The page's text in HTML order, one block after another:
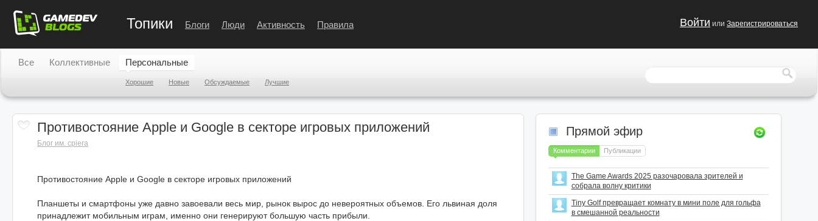
Войти или Зарегистрироваться
Топики Блоги Люди Активность Правила
Все Коллективные Персональные
Хорошие Новые Обсуждаемые Лучшие
Противостояние Apple и Google в секторе игровых приложений
Блог им. cpiera
Противостояние Apple и Google в секторе игровых приложений
Планшеты и смартфоны уже давно завоевали весь мир, рынок вырос до невероятных объемов. Его львиная доля
принадлежит мобильным играм, именно они генерируют большую часть прибыли.
Прямой эфир
Комментарии Публикации
The Game Awards 2025 разочаровала зрителей и
собрала волну критики
Tiny Golf превращает комнату в мини поле для гольфа
в смешанной реальности